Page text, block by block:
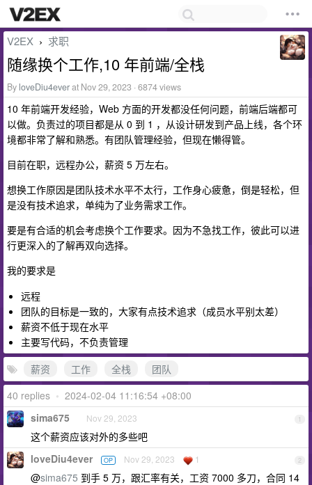
V2EX › 求职
随缘换个工作,10 年前端/全栈
By loveDiu4everat Nov 29, 2023 · 6874 views
10 年前端开发经验，Web 方面的开发都没任何问题，前端后端都可
以做。负责过的项目都是从 0 到 1 ，从设计研发到产品上线，各个环
境都非常了解和熟悉。有团队管理经验，但现在懒得管。
目前在职，远程办公，薪资 5 万左右。
想换工作原因是团队技术水平不太行，工作身心疲惫，倒是轻松，但
是没有技术追求，单纯为了业务需求工作。
要是有合适的机会考虑换个工作要求。因为不急找工作，彼此可以进
行更深入的了解再双向选择。
我的要求是
远程
团队的目标是一致的，大家有点技术追求（成员水平别太差）
薪资不低于现在水平
主要写代码，不负责管理
薪资
工作 全栈
团队
40 replies • 2024-02-04 11:16:54 +08:00
1
sima675 Nov 29, 2023
这个薪资应该对外的多些吧
2
loveDiu4ever OP Nov 29, 2023 1
@sima675 到手 5 万，跟汇率有关，工资 7000 多刀，合同 14